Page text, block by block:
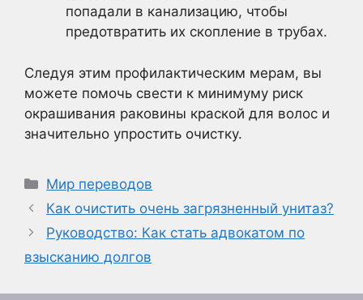
попадали в канализацию, чтобы
предотвратить их скопление в трубах.
Следуя этим профилактическим мерам, вы
можете помочь свести к минимуму риск
окрашивания раковины краской для волос и
значительно упростить очистку.
Рубрики
Мир переводов
Как очистить очень загрязненный унитаз?
Руководство: Как стать адвокатом по
взысканию долгов